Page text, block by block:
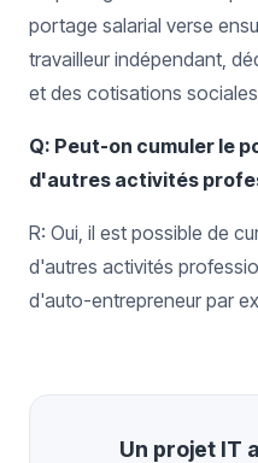
portage salarial verse
travailleur indépendant,
et des cotisations
Q: Peut-on cumuler le
d'autres activités
R: Oui, il est possible de
d'autres activités
d'auto-entrepreneur par
Un projet IT